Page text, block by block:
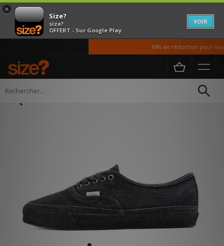
×
Size?
size?
OFFERT - Sur Google Play
VOIR
10% de réduction pour nos
Accueil Homme